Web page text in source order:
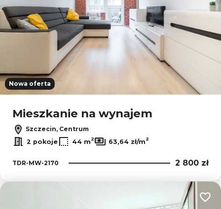
Nowa oferta
Mieszkanie na wynajem
Szczecin, Centrum
2 pokoje
44 m2 63,64 zł/m2
TDR-MW-2170 2 800 zł